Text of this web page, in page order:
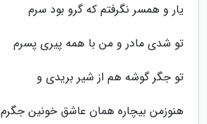
یار و همسر نگرفتم که گرو بود سرم
تو شدی مادر و من با همه پیری پسرم
تو جگر گوشه هم از شیر بریدی و
هنوزمن بیچاره همان عاشق خونین جگرم